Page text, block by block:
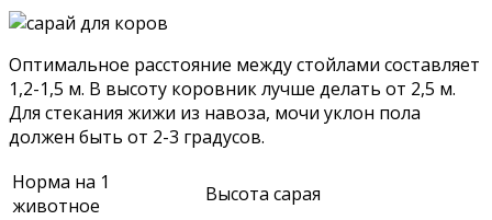
Оптимальное расстояние между стойлами составляет
1,2-1,5 м. В высоту коровник лучше делать от 2,5 м.
Для стекания жижи из навоза, мочи уклон пола
должен быть от 2-3 градусов.
Норма на 1
животное
Высота сарая